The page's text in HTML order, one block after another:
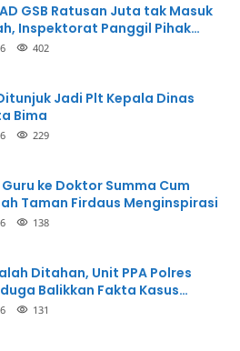
GSB Ratusan Juta tak Masuk
Inspektorat Panggil Pihak
402
Jadi Plt Kepala Dinas
Bima
229
ke Doktor Summa Cum
Taman Firdaus Menginspirasi
138
Ditahan, Unit PPA Polres
Balikkan Fakta Kasus
131